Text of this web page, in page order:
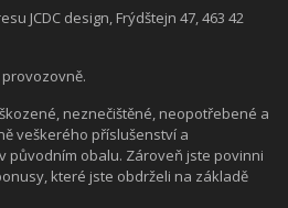
JCDC design, Frýdštejn 47, 463 42
neznečištěné, neopotřebené a
veškerého příslušenství a
původním obalu. Zároveň jste povinni
které jste obdrželi na základě